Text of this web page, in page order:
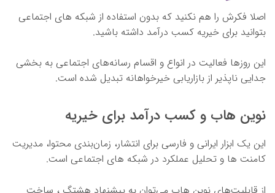
اصلا فکرش را هم نکنید که بدون استفاده از شبکه های اجتماعی
بتوانید برای خیریه کسب درآمد داشته باشید.
این روزها فعالیت در انواع و اقسام رسانه‌های اجتماعی به بخشی
جدایی ناپذیر از بازاریابی خیرخواهانه تبدیل شده است.
نوین هاب و کسب درآمد برای خیریه
این یک ابزار ایرانی و فارسی برای انتشار، زمان‌بندی محتوا، مدیریت
کامنت ها و تحلیل عملکرد در شبکه های اجتماعی است.